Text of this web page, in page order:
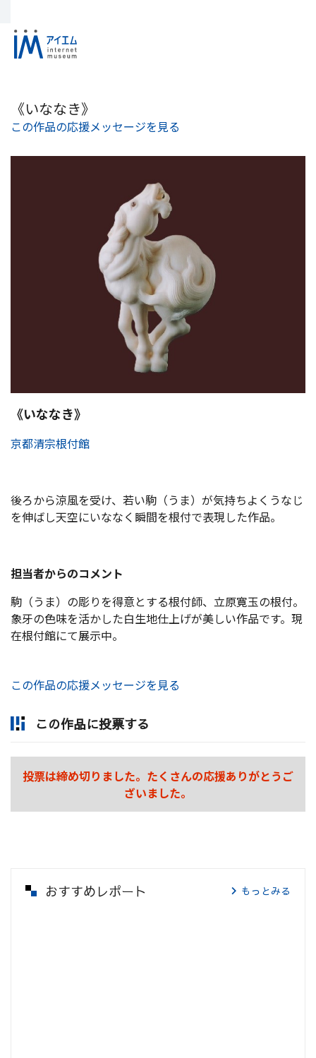
《いななき》
この作品の応援メッセージを見る
《いななき》
京都清宗根付館
後ろから涼風を受け、若い駒（うま）が気持ちよくうなじ
を伸ばし天空にいななく瞬間を根付で表現した作品。
担当者からのコメント
駒（うま）の彫りを得意とする根付師、立原寛玉の根付。
象牙の色味を活かした白生地仕上げが美しい作品です。現
在根付館にて展示中。
この作品の応援メッセージを見る
この作品に投票する
投票は締め切りました。たくさんの応援ありがとうご
ざいました。
おすすめレポート もっとみる